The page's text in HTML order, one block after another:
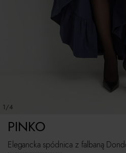
1/4
Elegancka spódnica z falbaną
PINKO